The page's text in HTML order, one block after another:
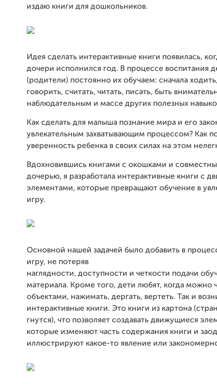
издаю книги для дошкольников.
Идея сделать интерактивные книги появилась,
дочери исполнился год. В процессе воспитания
(родители) постоянно их обучаем: сначала
говорить, считать, читать, писать, быть
наблюдательным и массе других полезных
Как сделать для малыша познание мира и его
увлекательным захватывающим процессом? Как
уверенность ребенка в своих силах на этом
Вдохновившись книгами с окошками и
дочерью, я разработала интерактивные книги с
элементами, которые превращают обучение в
игру.
Основной нашей задачей было добавить в
игру, не потеряв
наглядности, доступности и четкости подачи
материала. Кроме того, дети любят, когда можно
объектами, нажимать, дергать, вертеть. Так и
интерактивные книги. Это книги из картона
гнутся), что позволяет создавать движущиеся
которые изменяют часть содержания книги и
иллюстрируют какое-то явление или